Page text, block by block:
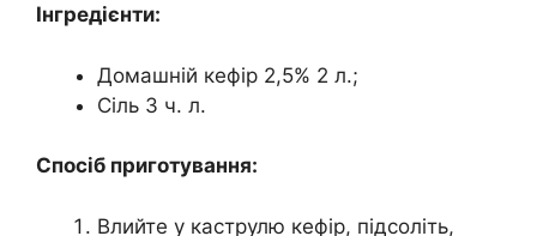
Інгредієнти:
Домашній кефір 2,5% 2 л.;
Сіль 3 ч. л.
Спосіб приготування:
Влийте у каструлю кефір, підсоліть,